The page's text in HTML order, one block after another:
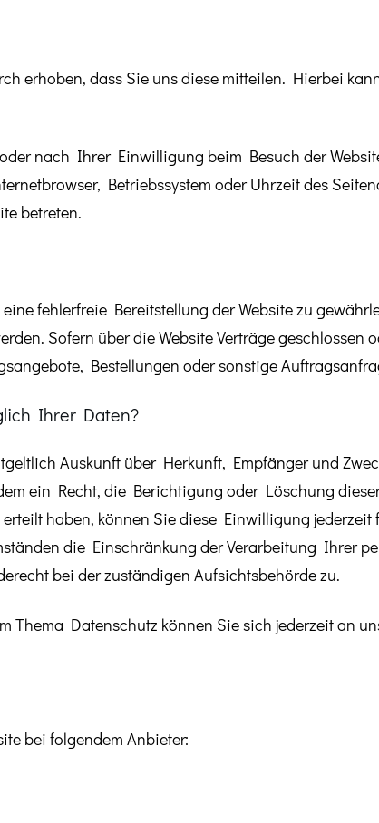
erhoben, dass Sie uns diese mitteilen. Hierbei
nach Ihrer Einwilligung beim Besuch der
Betriebssystem oder Uhrzeit des
betreten.
fehlerfreie Bereitstellung der Website zu
Sofern über die Website Verträge geschlossen
Bestellungen oder sonstige
Ihrer Daten?
Auskunft über Herkunft, Empfänger und
ein Recht, die Berichtigung oder Löschung
haben, können Sie diese Einwilligung jederzeit
die Einschränkung der Verarbeitung Ihrer
bei der zuständigen Aufsichtsbehörde zu.
Thema Datenschutz können Sie sich jederzeit an
bei folgendem Anbieter: